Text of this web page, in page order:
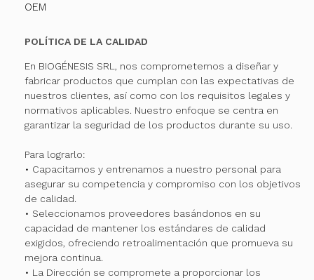
OEM
POLÍTICA DE LA CALIDAD
En BIOGÉNESIS SRL, nos comprometemos a diseñar y
fabricar productos que cumplan con las expectativas de
nuestros clientes, así como con los requisitos legales y
normativos aplicables. Nuestro enfoque se centra en
garantizar la seguridad de los productos durante su uso.
Para lograrlo:
• Capacitamos y entrenamos a nuestro personal para
asegurar su competencia y compromiso con los objetivos
de calidad.
• Seleccionamos proveedores basándonos en su
capacidad de mantener los estándares de calidad
exigidos, ofreciendo retroalimentación que promueva su
mejora continua.
• La Dirección se compromete a proporcionar los